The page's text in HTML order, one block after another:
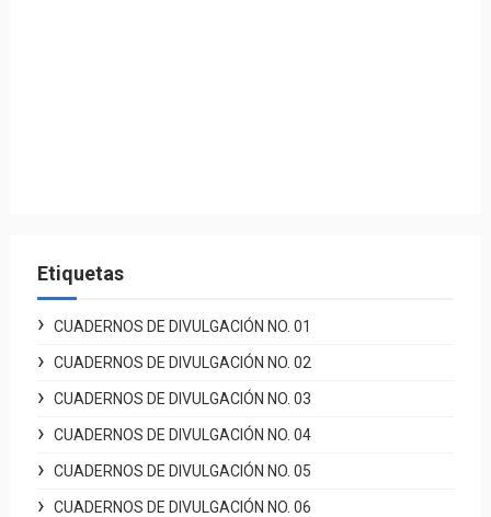
Etiquetas
CUADERNOS DE DIVULGACIÓN NO. 01
CUADERNOS DE DIVULGACIÓN NO. 02
CUADERNOS DE DIVULGACIÓN NO. 03
CUADERNOS DE DIVULGACIÓN NO. 04
CUADERNOS DE DIVULGACIÓN NO. 05
CUADERNOS DE DIVULGACIÓN NO. 06